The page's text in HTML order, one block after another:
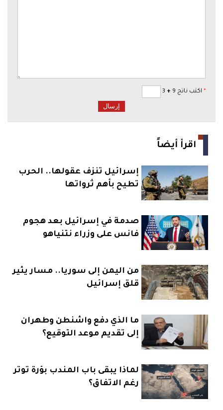
* اكتب ناتج 9 +
اقرأ أيضاً
إسرائيل تنزف عقولها.. الحرب
تطيح بأهم ثرواتها
صدمة في إسرائيل بعد هجوم
فانس على وزراء نتنياهو
من اليمن إلى سوريا.. مسار يثير
قلق إسرائيل
ما الذي دفع واشنطن وطهران
إلى تقديم موعد التوقيع؟
لماذا يبقى باب المندب بؤرة توتر
رغم الاتفاق؟